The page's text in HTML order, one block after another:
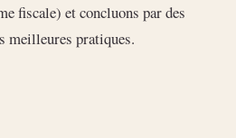
fiscale) et concluons par des
meilleures pratiques.